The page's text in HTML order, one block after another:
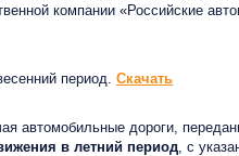
компании «Российские
период. Скачать
автомобильные дороги,
в летний период, с